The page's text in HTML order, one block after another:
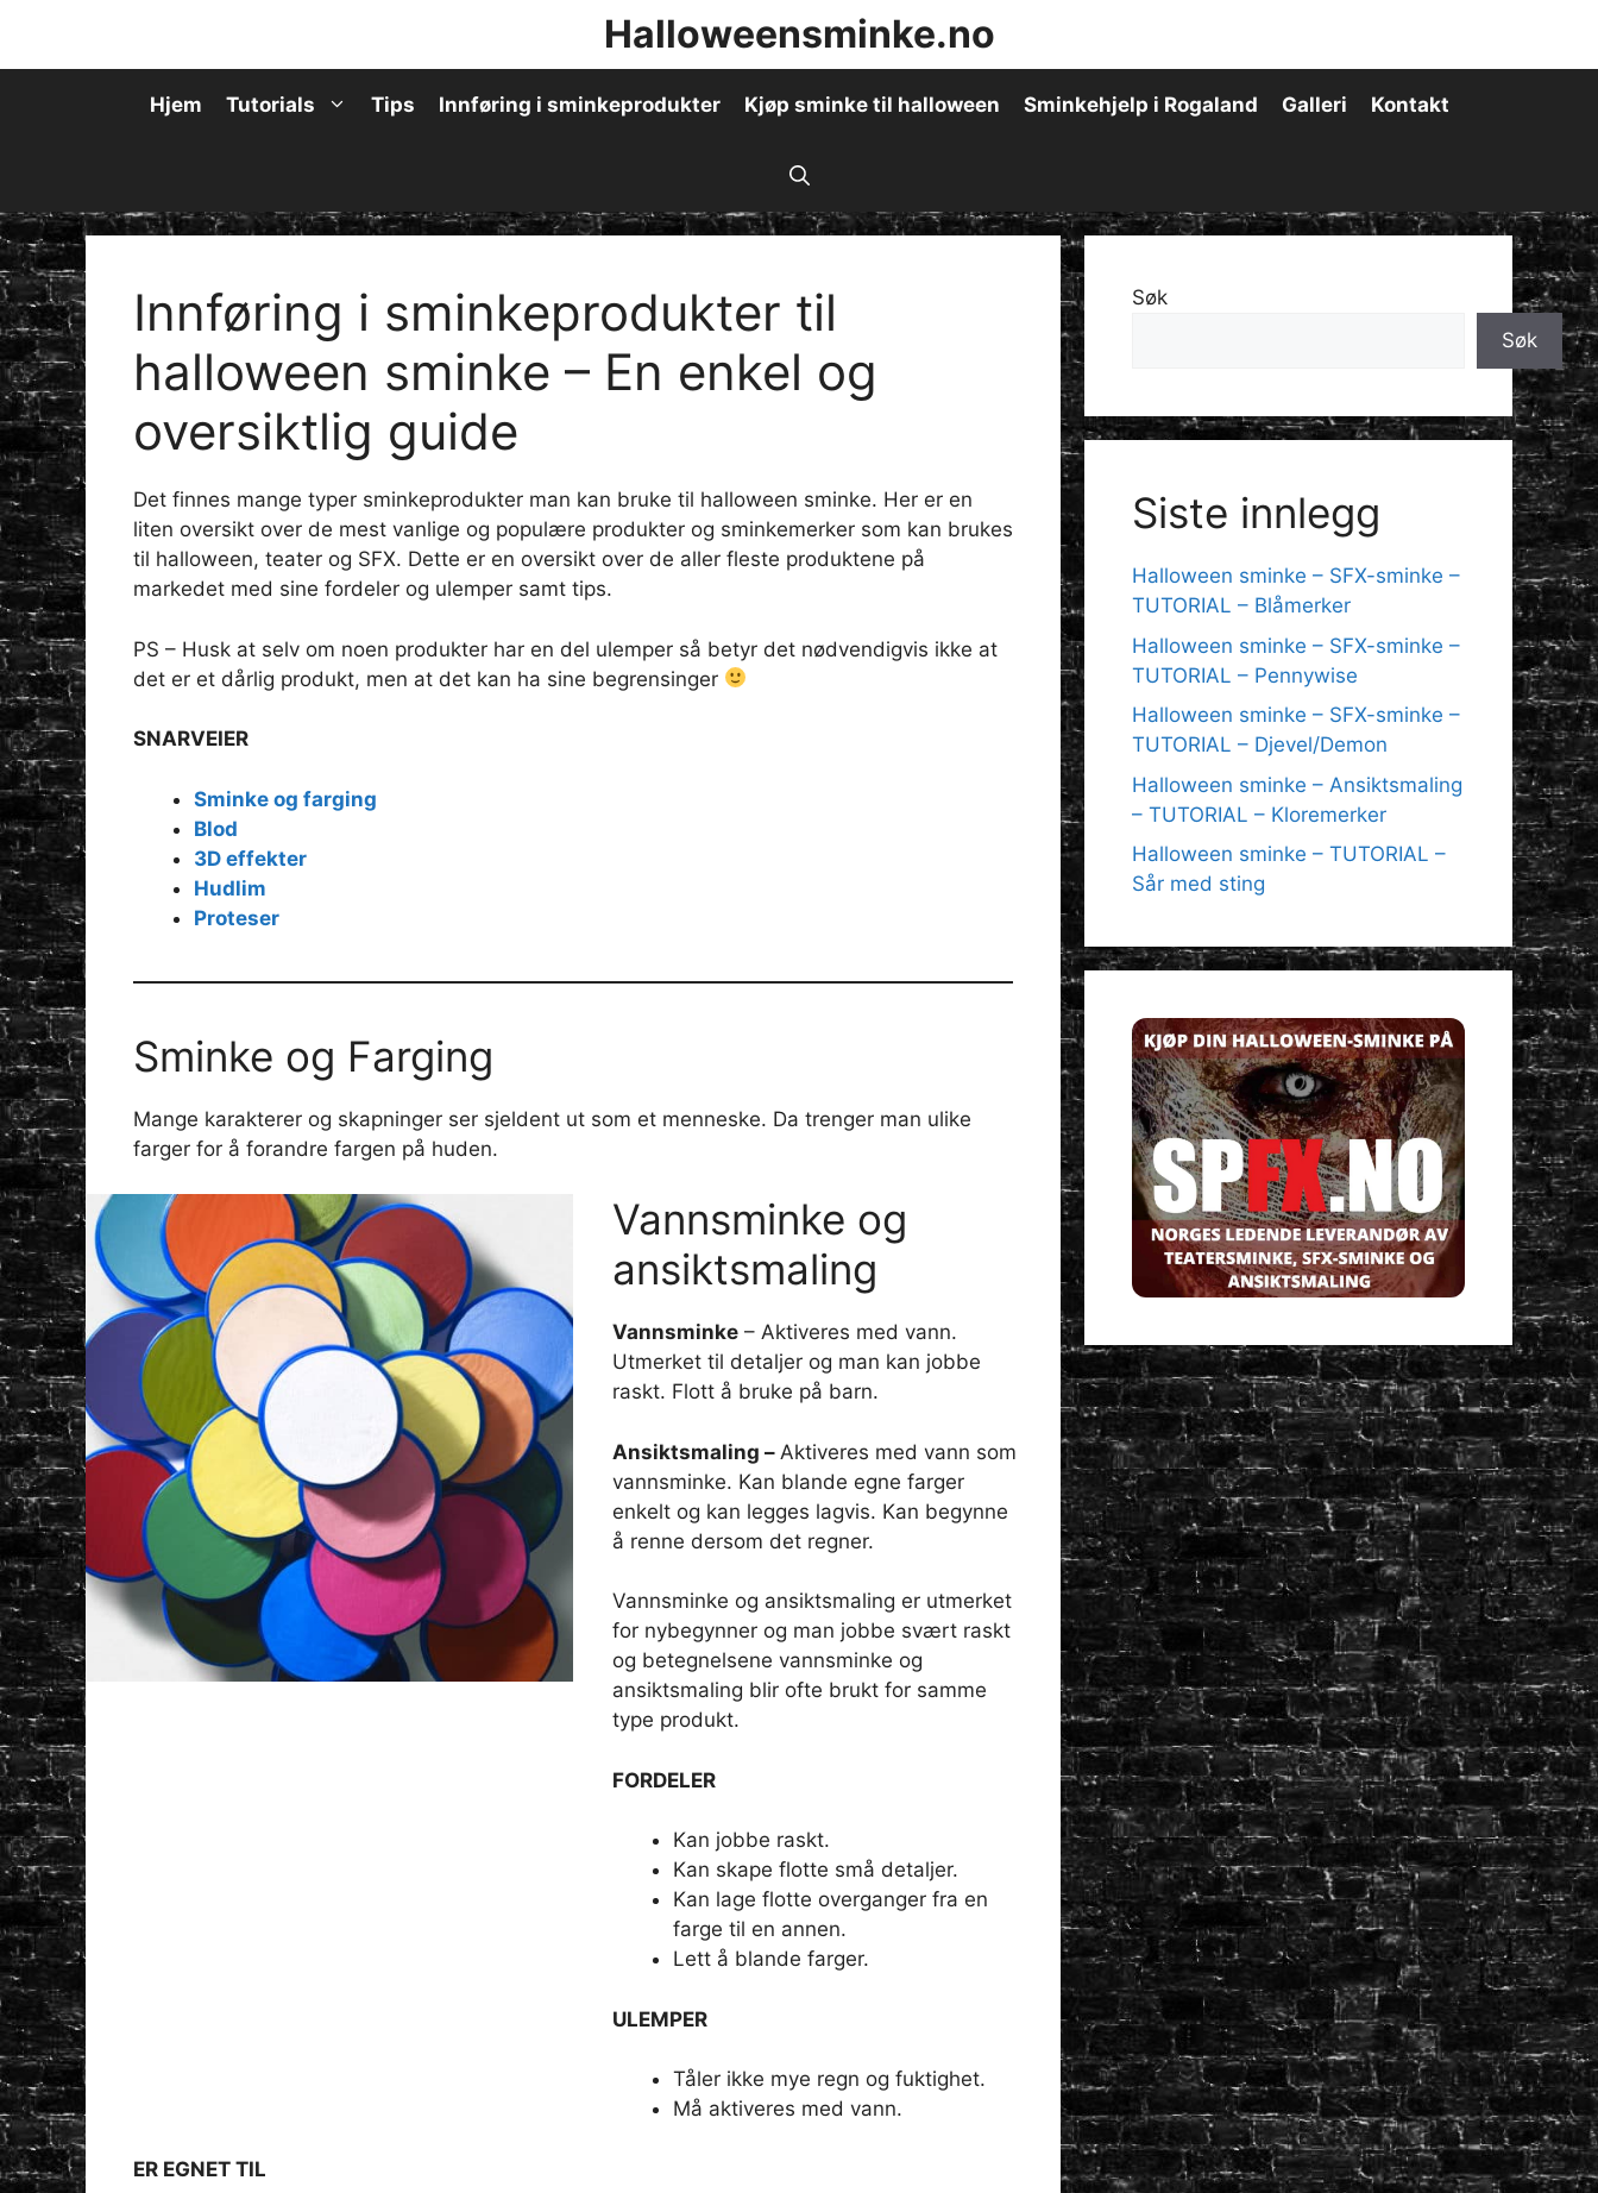
innhold
Halloweensminke.no
Hjem Tutorials Tips Innføring i sminkeprodukter Kjøp sminke til halloween Sminkehjelp i Rogaland Galleri Kontakt
Innføring i sminkeprodukter til
halloween sminke – En enkel og
oversiktlig guide
Det finnes mange typer sminkeprodukter man kan bruke til halloween sminke. Her er en
liten oversikt over de mest vanlige og populære produkter og sminkemerker som kan brukes
til halloween, teater og SFX. Dette er en oversikt over de aller fleste produktene på
markedet med sine fordeler og ulemper samt tips.
PS – Husk at selv om noen produkter har en del ulemper så betyr det nødvendigvis ikke at
det er et dårlig produkt, men at det kan ha sine begrensinger
SNARVEIER
Sminke og farging
Blod
3D effekter
Hudlim
Proteser
Sminke og Farging
Mange karakterer og skapninger ser sjeldent ut som et menneske. Da trenger man ulike
farger for å forandre fargen på huden.
Vannsminke og
ansiktsmaling
Vannsminke– Aktiveres med vann.
Utmerket til detaljer og man kan jobbe
raskt. Flott å bruke på barn.
Ansiktsmaling – Aktiveres med vann som
vannsminke. Kan blande egne farger
enkelt og kan legges lagvis. Kan begynne
å renne dersom det regner.
Vannsminke og ansiktsmaling er utmerket
for nybegynner og man jobbe svært raskt
og betegnelsene vannsminke og
ansiktsmaling blir ofte brukt for samme
type produkt.
FORDELER
Kan jobbe raskt.
Kan skape flotte små detaljer.
Kan lage flotte overganger fra en
farge til en annen.
Lett å blande farger.
ULEMPER
Tåler ikke mye regn og fuktighet.
Må aktiveres med vann.
ER EGNET TIL
Søk
Søk
Siste innlegg
Halloween sminke – SFX-sminke –
TUTORIAL – Blåmerker
Halloween sminke – SFX-sminke –
TUTORIAL – Pennywise
Halloween sminke – SFX-sminke –
TUTORIAL – Djevel/Demon
Halloween sminke – Ansiktsmaling
– TUTORIAL – Kloremerker
Halloween sminke – TUTORIAL –
Sår med sting